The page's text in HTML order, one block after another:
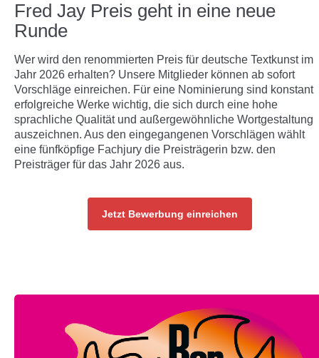
Fred Jay Preis geht in eine neue
Runde
Wer wird den renommierten Preis für deutsche Textkunst im
Jahr 2026 erhalten? Unsere Mitglieder können ab sofort
Vorschläge einreichen. Für eine Nominierung sind konstant
erfolgreiche Werke wichtig, die sich durch eine hohe
sprachliche Qualität und außergewöhnliche Wortgestaltung
auszeichnen. Aus den eingegangenen Vorschlägen wählt
eine fünfköpfige Fachjury die Preisträgerin bzw. den
Preisträger für das Jahr 2026 aus.
Jetzt Bewerbung einreichen